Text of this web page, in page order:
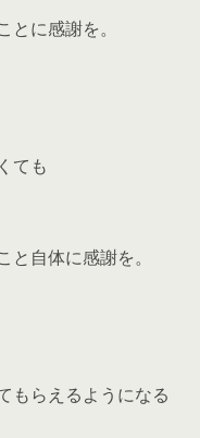
に感謝を。
ても
自体に感謝を。
もらえるようになる